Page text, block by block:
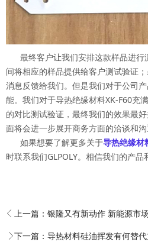
最终客户让我们安排这款样品进行
间将相应的样品提供给客户测试验证
消息反馈给我们。但是我们对于公司
能。我们对于导热绝缘材料XK-F60充
的对比测试验证，最终我们的效果最
面将会进一步展开商务方面的洽谈和沟
如果想要了解更多关于导热绝缘材
时联系我们GLPOLY。相信我们的产品
上一篇： 银隆又有新动作 新能源市
下一篇： 导热材料硅油挥发有何替